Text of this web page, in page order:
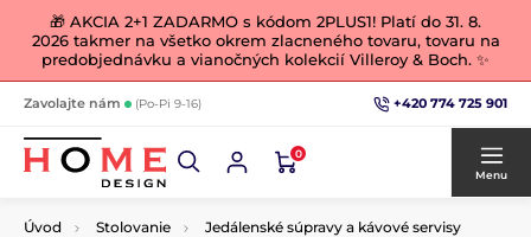
🎁 AKCIA 2+1 ZADARMO s kódom 2PLUS1! Platí do 31. 8.
2026 takmer na všetko okrem zlacneného tovaru, tovaru na
predobjednávku a vianočných kolekcií Villeroy & Boch. ✨
Zavolajte nám (Po-Pi 9-16) +420 774 725 901
0
Menu
Úvod Stolovanie
Jedálenské súpravy a kávové servisy